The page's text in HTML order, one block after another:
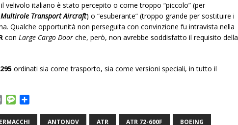
velivolo italiano è stato percepito o come troppo “piccolo” (per
Multirole Transport Aircraft) o “esuberante” (troppo grande per sostituire i
Qualche opportunità non perseguita con convinzione fu intravista nella
con Large Cargo Door che, però, non avrebbe soddisfatto il requisito della
ordinati sia come trasporto, sia come versioni speciali, in tutto il
i
M
s
ANTONOV ATR ATR 72-600F BOEING